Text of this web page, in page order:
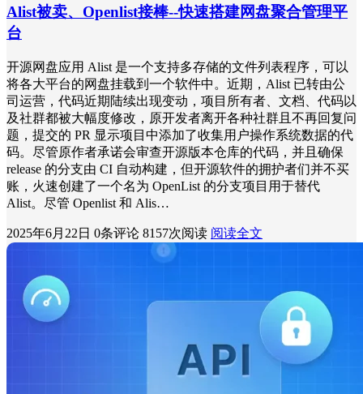
Alist被卖、Openlist接棒--快速搭建网盘聚合管理平
台
开源网盘应用 Alist 是一个支持多存储的文件列表程序，可以
将各大平台的网盘挂载到一个软件中。近期，Alist 已转由公
司运营，代码近期陆续出现变动，项目所有者、文档、代码以
及社群都被大幅度修改，原开发者离开各种社群且不再回复问
题，提交的 PR 显示项目中添加了收集用户操作系统数据的代
码。尽管原作者承诺会审查开源版本仓库的代码，并且确保
release 的分支由 CI 自动构建，但开源软件的拥护者们并不买
账，火速创建了一个名为 OpenList 的分支项目用于替代
Alist。尽管 Openlist 和 Alis…
2025年6月22日 0条评论 8157次阅读 阅读全文